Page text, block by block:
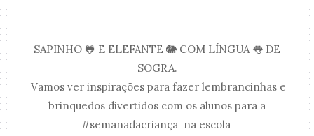
SAPINHO 🐸 E ELEFANTE 🐘 COM LÍNGUA 👅 DE
SOGRA.
Vamos ver inspirações para fazer lembrancinhas e
brinquedos divertidos com os alunos para a
#semanadacriança na escola